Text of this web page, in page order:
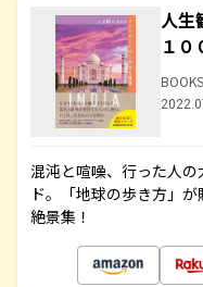
人生
１０
混沌と喧噪、行った人
ド。「地球の歩き方」
絶景集！